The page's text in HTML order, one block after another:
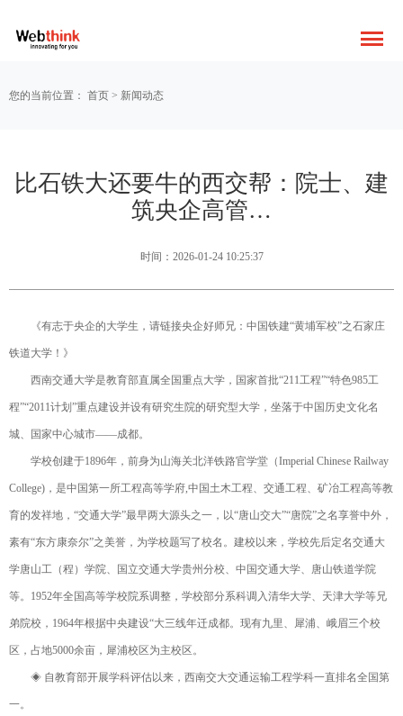
您的当前位置： 首页 > 新闻动态
比石铁大还要牛的西交帮：院士、建
筑央企高管…
时间：2026-01-24 10:25:37
《有志于央企的大学生，请链接央企好师兄：中国铁建“黄埔军校”之石家庄
铁道大学！》
西南交通大学是教育部直属全国重点大学，国家首批“211工程”“特色985工
程”“2011计划”重点建设并设有研究生院的研究型大学，坐落于中国历史文化名
城、国家中心城市——成都。
学校创建于1896年，前身为山海关北洋铁路官学堂（Imperial Chinese Railway
College)，是中国第一所工程高等学府,中国土木工程、交通工程、矿冶工程高等教
育的发祥地，“交通大学”最早两大源头之一，以“唐山交大”“唐院”之名享誉中外，
素有“东方康奈尔”之美誉，为学校题写了校名。建校以来，学校先后定名交通大
学唐山工（程）学院、国立交通大学贵州分校、中国交通大学、唐山铁道学院
等。1952年全国高等学校院系调整，学校部分系科调入清华大学、天津大学等兄
弟院校，1964年根据中央建设“大三线年迁成都。现有九里、犀浦、峨眉三个校
区，占地5000余亩，犀浦校区为主校区。
◈ 自教育部开展学科评估以来，西南交大交通运输工程学科一直排名全国第
一。